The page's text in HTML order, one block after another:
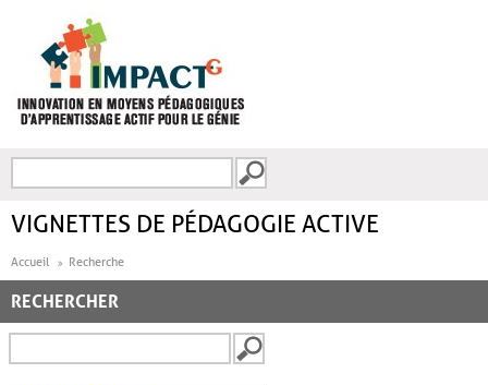
FORMULAIRE DE
VIGNETTES DE PÉDAGOGIE ACTIVE
Accueil Recherche
RECHERCHER